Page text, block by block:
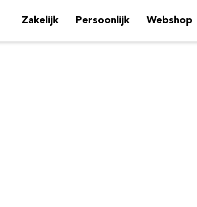
Zakelijk Persoonlijk Webshop